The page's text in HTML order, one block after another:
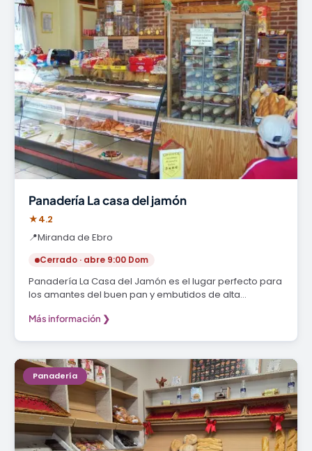
Panadería La casa del jamón
★4.2
📍Miranda de Ebro
Cerrado · abre 9:00 Dom
Panadería La Casa del Jamón es el lugar perfecto para
los amantes del buen pan y embutidos de alta…
Más información ❯
Panadería